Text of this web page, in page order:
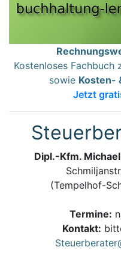
Kostenloses Fachbuch
sowie Kosten-
Jetzt
Dipl.-Kfm.
(Tempelhof-
Termine:
Kontakt: